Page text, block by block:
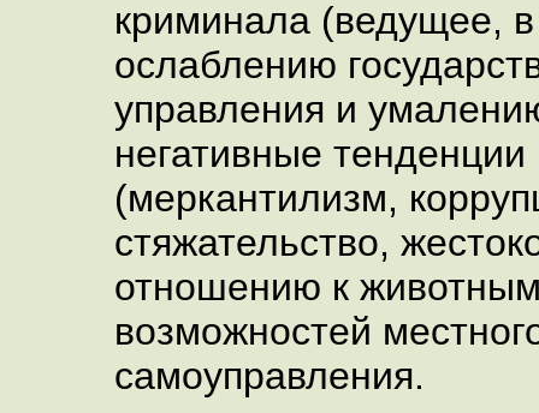
криминала (ведущее,
ослаблению
управления и
негативные
(меркантилизм,
стяжательство,
отношению к
возможностей
самоуправления.